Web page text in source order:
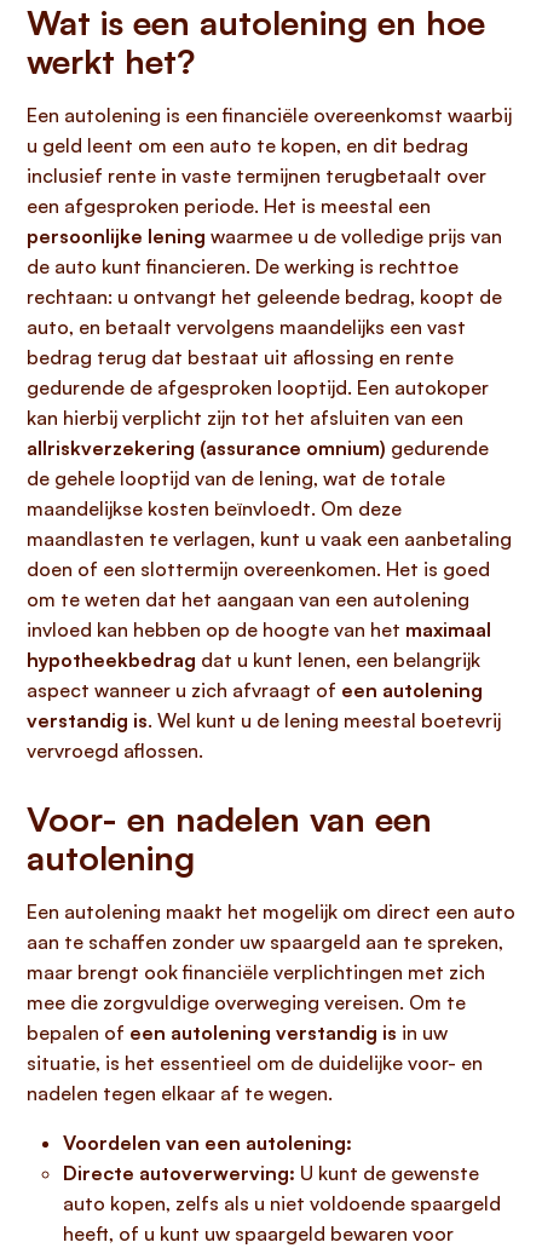
Wat is een autolening en hoe
werkt het?
Een autolening is een financiële overeenkomst waarbij
u geld leent om een auto te kopen, en dit bedrag
inclusief rente in vaste termijnen terugbetaalt over
een afgesproken periode. Het is meestal een
persoonlijke lening waarmee u de volledige prijs van
de auto kunt financieren. De werking is rechttoe
rechtaan: u ontvangt het geleende bedrag, koopt de
auto, en betaalt vervolgens maandelijks een vast
bedrag terug dat bestaat uit aflossing en rente
gedurende de afgesproken looptijd. Een autokoper
kan hierbij verplicht zijn tot het afsluiten van een
allriskverzekering (assurance omnium) gedurende
de gehele looptijd van de lening, wat de totale
maandelijkse kosten beïnvloedt. Om deze
maandlasten te verlagen, kunt u vaak een aanbetaling
doen of een slottermijn overeenkomen. Het is goed
om te weten dat het aangaan van een autolening
invloed kan hebben op de hoogte van het maximaal
hypotheekbedrag dat u kunt lenen, een belangrijk
aspect wanneer u zich afvraagt of een autolening
verstandig is. Wel kunt u de lening meestal boetevrij
vervroegd aflossen.
Voor- en nadelen van een
autolening
Een autolening maakt het mogelijk om direct een auto
aan te schaffen zonder uw spaargeld aan te spreken,
maar brengt ook financiële verplichtingen met zich
mee die zorgvuldige overweging vereisen. Om te
bepalen of een autolening verstandig is in uw
situatie, is het essentieel om de duidelijke voor- en
nadelen tegen elkaar af te wegen.
Voordelen van een autolening:
Directe autoverwerving: U kunt de gewenste
auto kopen, zelfs als u niet voldoende spaargeld
heeft, of u kunt uw spaargeld bewaren voor